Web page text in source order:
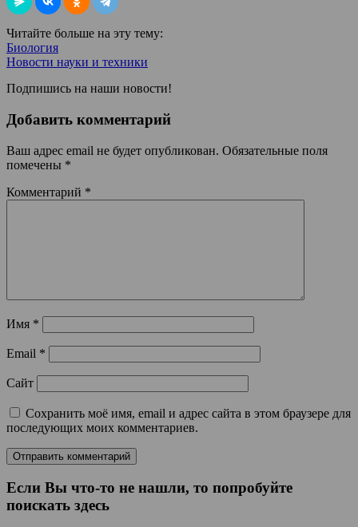
Читайте больше на эту тему:
Биология
Новости науки и техники
Подпишись на наши новости!
Добавить комментарий
Ваш адрес email не будет опубликован. Обязательные поля
помечены *
Комментарий *
Имя *
Email *
Сайт
Сохранить моё имя, email и адрес сайта в этом браузере для
последующих моих комментариев.
Если Вы что-то не нашли, то попробуйте
поискать здесь